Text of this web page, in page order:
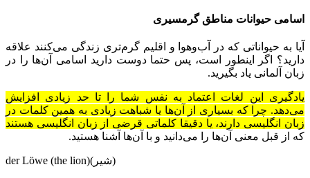
اسامی حیوانات مناطق گرمسیری
آیا به حیواناتی که در آب‌وهوا و اقلیم گرم‌تری زندگی می‌کنند علاقه
دارید؟ اگر اینطور است، پس حتما دوست دارید اسامی آن‌ها را در
زبان آلمانی یاد بگیرید.
یادگیری این لغات اعتماد به نفس شما را تا حد زیادی افزایش
می‌دهد. چرا که بسیاری از آن‌ها یا شباهت زیادی به همین کلمات در
زبان انگلیسی دارند، یا دقیقا کلماتی قرضی از زبان انگلیسی هستند
که از قبل معنی آن‌ها را می‌دانید و با آن‌ها آشنا هستید.
der Löwe (the lion)(شیر)